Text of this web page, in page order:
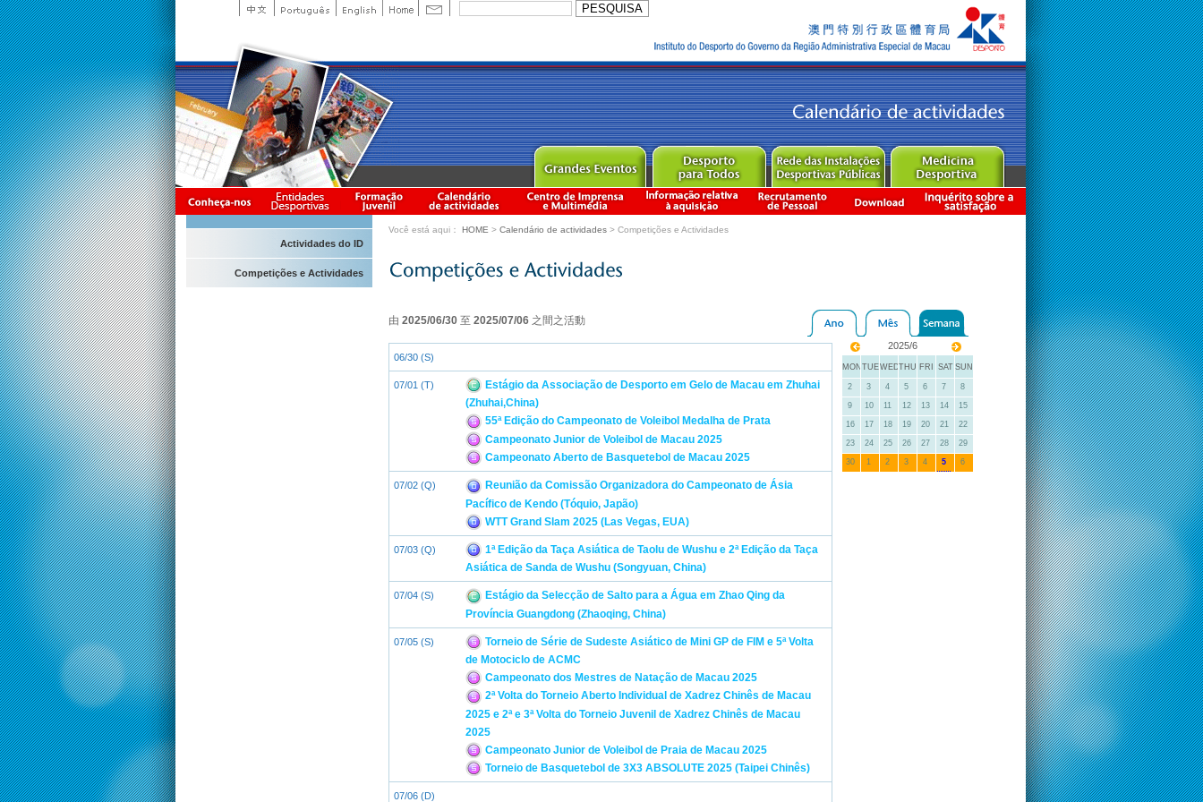
Actividades do ID
Competições e Actividades
Você está aqui： HOME > Calendário de actividades > Competições e Actividades
由 2025/06/30 至 2025/07/06 之間之活動
06/30 (S)
07/01 (T)
Estágio da Associação de Desporto em Gelo de Macau em Zhuhai
(Zhuhai,China)
55ª Edição do Campeonato de Voleibol Medalha de Prata
Campeonato Junior de Voleibol de Macau 2025
Campeonato Aberto de Basquetebol de Macau 2025
07/02 (Q)
Reunião da Comissão Organizadora do Campeonato de Ásia
Pacífico de Kendo (Tóquio, Japão)
WTT Grand Slam 2025 (Las Vegas, EUA)
07/03 (Q)
1ª Edição da Taça Asiática de Taolu de Wushu e 2ª Edição da Taça
Asiática de Sanda de Wushu (Songyuan, China)
07/04 (S)
Estágio da Selecção de Salto para a Água em Zhao Qing da
Província Guangdong (Zhaoqing, China)
07/05 (S)
Torneio de Série de Sudeste Asiático de Mini GP de FIM e 5ª Volta
de Motociclo de ACMC
Campeonato dos Mestres de Natação de Macau 2025
2ª Volta do Torneio Aberto Individual de Xadrez Chinês de Macau
2025 e 2ª e 3ª Volta do Torneio Juvenil de Xadrez Chinês de Macau
2025
Campeonato Junior de Voleibol de Praia de Macau 2025
Torneio de Basquetebol de 3X3 ABSOLUTE 2025 (Taipei Chinês)
07/06 (D)
2025/6
MON TUEWEDTHU FRI SAT SUN
2 3 4 5 6 7 8
9 10 11 12 13 14 15
16 17 18 19 20 21 22
23 24 25 26 27 28 29
30 1 2 3 4 5 6